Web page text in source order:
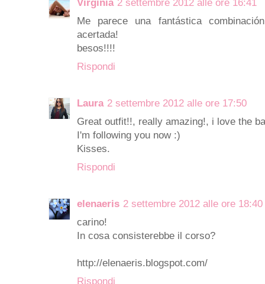
Virginia 2 settembre 2012 alle ore 16:41
Me parece una fantástica
acertada!
besos!!!!
Rispondi
Laura 2 settembre 2012 alle ore 17:50
Great outfit!!, really amazing!, i love the
I'm following you now :)
Kisses.
Rispondi
elenaeris 2 settembre 2012 alle ore 18:40
carino!
In cosa consisterebbe il corso?
http://elenaeris.blogspot.com/
Rispondi